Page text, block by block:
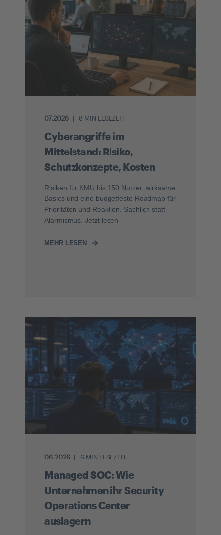
07.2026 8 MIN LESEZEIT
Cyberangriffe im
Mittelstand: Risiko,
Schutzkonzepte, Kosten
Risiken für KMU bis 150 Nutzer, wirksame
Basics und eine budgetfeste Roadmap für
Prioritäten und Reaktion. Sachlich statt
Alarmismus. Jetzt lesen
MEHR LESEN
06.2026 6 MIN LESEZEIT
Managed SOC: Wie
Unternehmen ihr Security
Operations Center
auslagern